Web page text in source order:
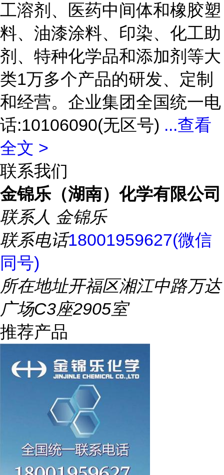
工溶剂、医药中间体和橡胶塑
料、油漆涂料、印染、化工助
剂、特种化学品和添加剂等大
类1万多个产品的研发、定制
和经营。企业集团全国统一电
话:10106090(无区号) ...查看
全文 >
联系我们
金锦乐（湖南）化学有限公司
联系人 金锦乐
联系电话18001959627(微信
同号)
所在地址开福区湘江中路万达
广场C3座2905室
推荐产品